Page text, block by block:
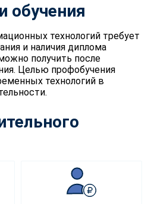
обучения
технологий требует
и наличия диплома
получить после
Целью профобучения
технологий в